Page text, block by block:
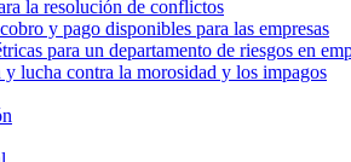
la resolución de conflictos
y pago disponibles para las empresas
para un departamento de riesgos en
y lucha contra la morosidad y los impagos